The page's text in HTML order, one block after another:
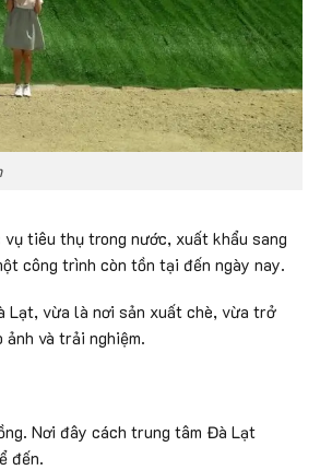
tiêu thụ trong nước, xuất khẩu sang
công trình còn tồn tại đến ngày nay.
Lạt, vừa là nơi sản xuất chè, vừa trở
và trải nghiệm.
Nơi đây cách trung tâm Đà Lạt
đến.